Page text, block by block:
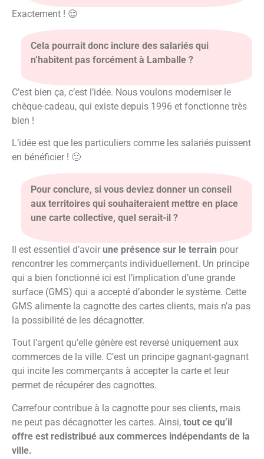
Exactement ! 😌
Cela pourrait donc inclure des salariés qui
n’habitent pas forcément à Lamballe ?
C’est bien ça, c’est l’idée. Nous voulons moderniser le
chèque-cadeau, qui existe depuis 1996 et fonctionne très
bien !
L’idée est que les particuliers comme les salariés puissent
en bénéficier ! 🙂
Pour conclure, si vous deviez donner un conseil
aux territoires qui souhaiteraient mettre en place
une carte collective, quel serait-il ?
Il est essentiel d’avoir une présence sur le terrain pour
rencontrer les commerçants individuellement. Un principe
qui a bien fonctionné ici est l’implication d’une grande
surface (GMS) qui a accepté d’abonder le système. Cette
GMS alimente la cagnotte des cartes clients, mais n’a pas
la possibilité de les décagnotter.
Tout l’argent qu’elle génère est reversé uniquement aux
commerces de la ville. C’est un principe gagnant-gagnant
qui incite les commerçants à accepter la carte et leur
permet de récupérer des cagnottes.
Carrefour contribue à la cagnotte pour ses clients, mais
ne peut pas décagnotter les cartes. Ainsi, tout ce qu’il
offre est redistribué aux commerces indépendants de la
ville.